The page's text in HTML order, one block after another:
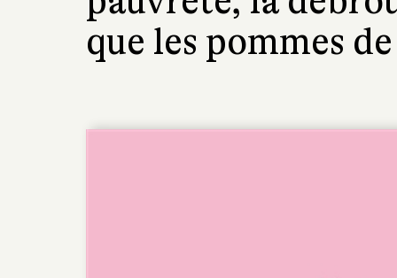
que les pommes